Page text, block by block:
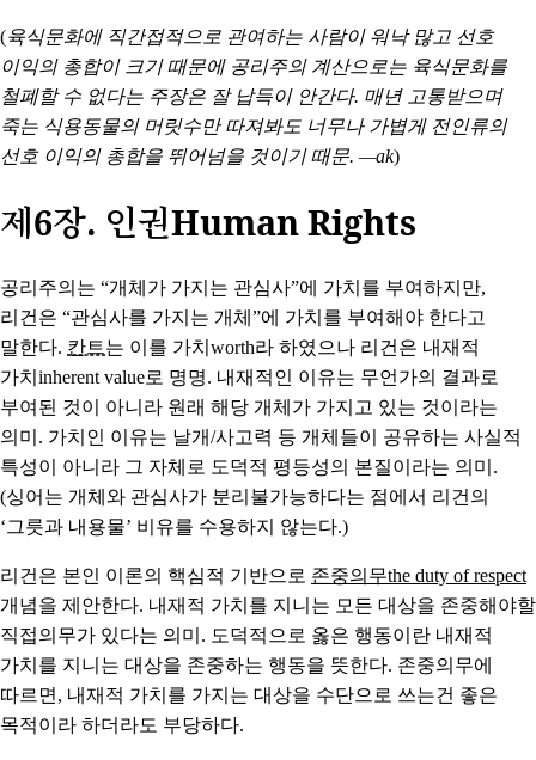
(육식문화에 직간접적으로 관여하는 사람이 워낙 많고 선호
이익의 총합이 크기 때문에 공리주의 계산으로는 육식문화를
철폐할 수 없다는 주장은 잘 납득이 안간다. 매년 고통받으며
죽는 식용동물의 머릿수만 따져봐도 너무나 가볍게 전인류의
선호 이익의 총합을 뛰어넘을 것이기 때문. —ak)
제6장. 인권Human Rights
공리주의는 “개체가 가지는 관심사”에 가치를 부여하지만,
리건은 “관심사를 가지는 개체 ”에 가치를 부여해야 한다고
말한다. 칸트는 이를 가치worth라 하였으나 리건은 내재적
가치inherent value로 명명. 내재적인 이유는 무언가의 결과로
부여된 것이 아니라 원래 해당 개체가 가지고 있는 것이라는
의미. 가치 인 이유는 날개/사고력 등 개체들이 공유하는 사실적
특성이 아니라 그 자체로 도덕적 평등성의 본질이라는 의미.
(싱어는 개체와 관심사가 분리불가능하다는 점에서 리건의
‘그릇과 내용물’ 비유를 수용하지 않는다.)
리건은 본인 이론의 핵심적 기반으로 존중의무the duty of respect
개념을 제안한다. 내재적 가치를 지니는 모든 대상을 존중해야할
직접의무가 있다는 의미. 도덕적으로 옳은 행동이란 내재적
가치를 지니는 대상을 존중하는 행동을 뜻한다. 존중의무에
따르면, 내재적 가치를 가지는 대상을 수단으로 쓰는건 좋은
목적이라 하더라도 부당하다.